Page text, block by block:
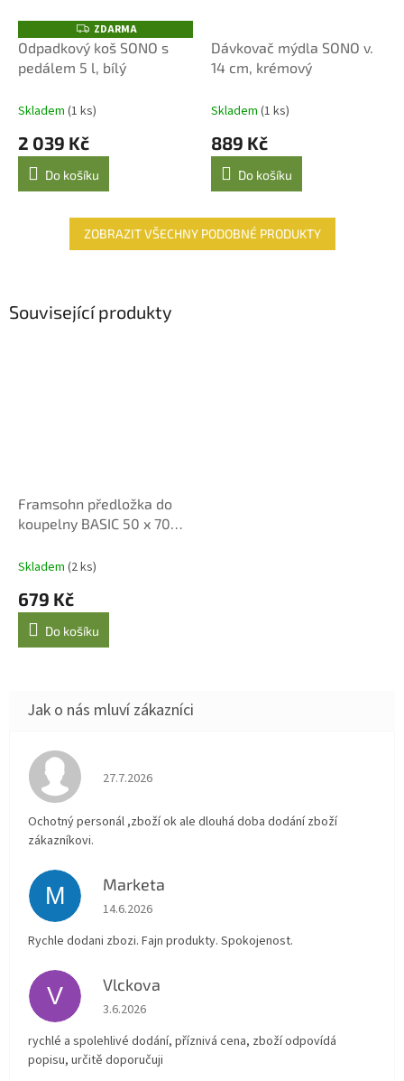
Z
D
A
R
M
ZDARMA
Odpadkový koš SONO s
pedálem 5 l, bílý
Skladem (1 ks)
2 039 Kč
Do košíku
Dávkovač mýdla SONO v.
14 cm, krémový
Skladem (1 ks)
889 Kč
Do košíku
ZOBRAZIT VŠECHNY PODOBNÉ PRODUKTY
Související produkty
Framsohn předložka do
koupelny BASIC 50 x 70
Skladem (2 ks)
679 Kč
Do košíku
Hodnocení obchodu je 4 z 5 hvězdiček.
27.7.2026
Ochotný personál ,zboží ok ale dlouhá doba dodání zboží
zákazníkovi.
M Marketa
Hodnocení obchodu je 5 z 5 hvězdiček.
14.6.2026
Rychle dodani zbozi. Fajn produkty. Spokojenost.
V Vlckova
Hodnocení obchodu je 5 z 5 hvězdiček.
3.6.2026
rychlé a spolehlivé dodání, příznivá cena, zboží odpovídá
popisu, určitě doporučuji